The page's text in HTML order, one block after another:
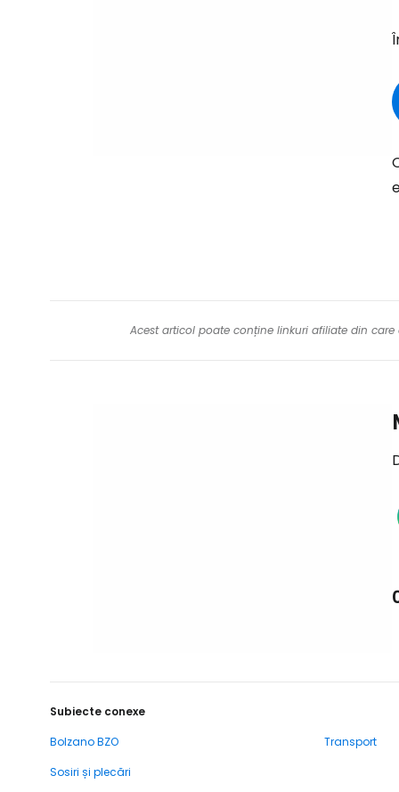
Acest articol poate conține linkuri afiliate din
Subiecte conexe
Bolzano BZO
Transport
Sosiri și plecări